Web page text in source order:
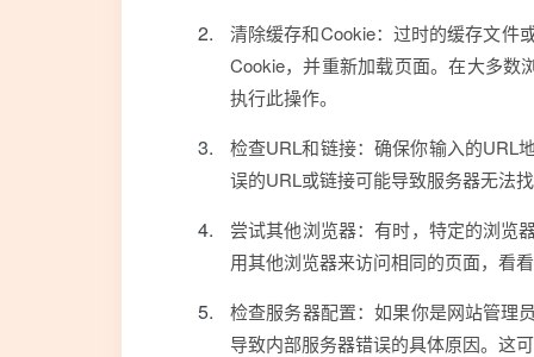
清除缓存和Cookie：过时的缓存文件
Cookie，并重新加载页面。在大多数
执行此操作。
检查URL和链接：确保你输入的URL
误的URL或链接可能导致服务器无法
尝试其他浏览器：有时，特定的浏览
用其他浏览器来访问相同的页面，看
检查服务器配置：如果你是网站管理
导致内部服务器错误的具体原因。这